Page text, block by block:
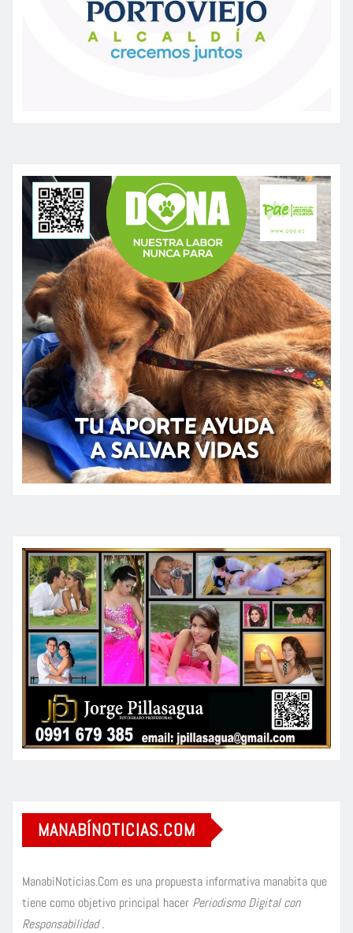
MANABÍNOTICIAS.COM
ManabíNoticias.Com es una propuesta informativa manabita que
tiene como objetivo principal hacer Periodismo Digital con
Responsabilidad.